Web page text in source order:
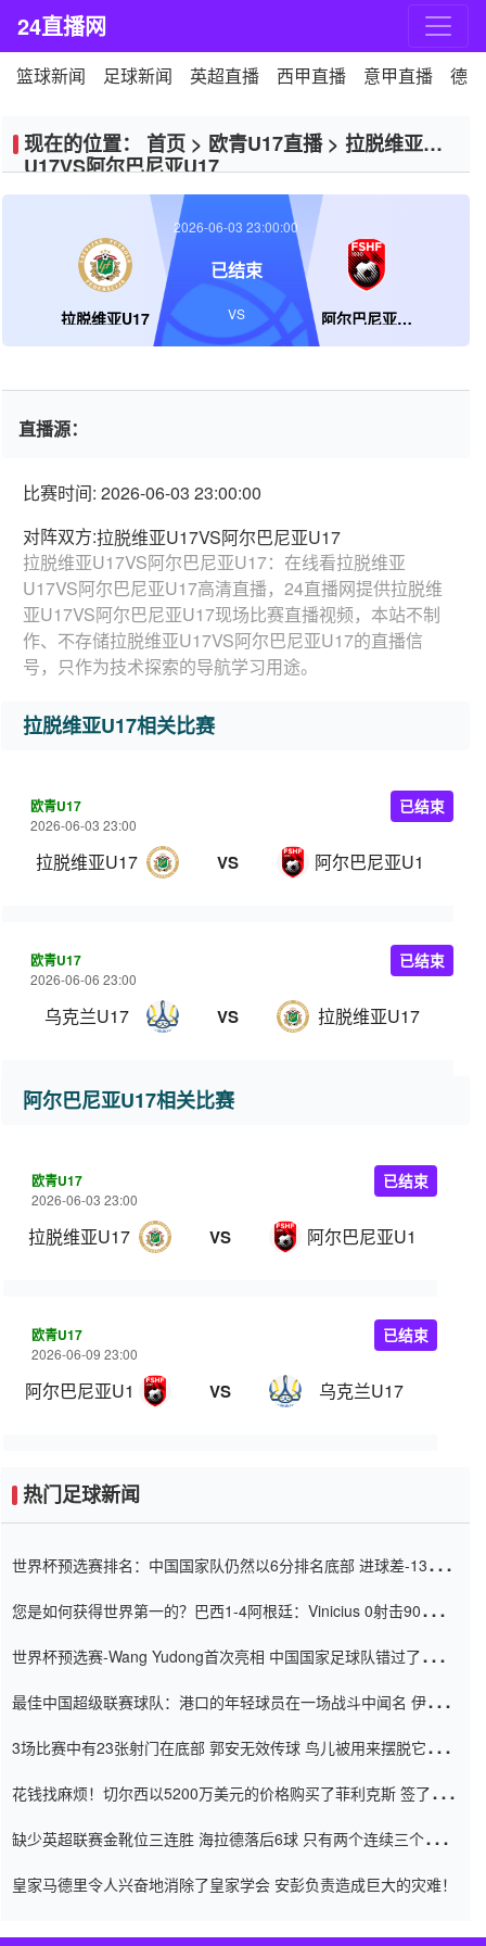
24直播网
篮球新闻 足球新闻 英超直播 西甲直播 意甲直播 德
现在的位置： 首页 > 欧青U17直播> 拉脱维亚
U17VS阿尔巴尼亚U17
拉脱维亚U17 阿尔巴尼亚U17
2026-06-03 23:00:00
已结束
VS
直播源：
比赛时间: 2026-06-03 23:00:00
对阵双方:拉脱维亚U17VS阿尔巴尼亚U17
拉脱维亚U17VS阿尔巴尼亚U17：在线看拉脱维亚
U17VS阿尔巴尼亚U17高清直播，24直播网提供拉脱维
亚U17VS阿尔巴尼亚U17现场比赛直播视频，本站不制
作、不存储拉脱维亚U17VS阿尔巴尼亚U17的直播信
号，只作为技术探索的导航学习用途。
拉脱维亚U17相关比赛
欧青U17
2026-06-03 23:00
拉脱维亚U17 VS 阿尔巴尼亚U17
已结束
欧青U17
2026-06-06 23:00
乌克兰U17 VS 拉脱维亚U17
已结束
阿尔巴尼亚U17相关比赛
欧青U17
2026-06-03 23:00
拉脱维亚U17 VS 阿尔巴尼亚U17
已结束
欧青U17
2026-06-09 23:00
阿尔巴尼亚U17 VS 乌克兰U17
已结束
热门足球新闻
世界杯预选赛排名：中国国家队仍然以6分排名底部 进球差-13令人
您是如何获得世界第一的？巴西1-4阿根廷：Vinicius 0射击90分钟
世界杯预选赛-Wang Yudong首次亮相 中国国家足球队错过了世界
最佳中国超级联赛球队：港口的年轻球员在一场战斗中闻名 伊万放
3场比赛中有23张射门在底部 郭安无效传球 鸟儿被用来摆脱它
花钱找麻烦！切尔西以5200万美元的价格购买了菲利克斯 签了7年
缺少英超联赛金靴位三连胜 海拉德落后6球 只有两个连续三个连续
皇家马德里令人兴奋地消除了皇家学会 安彭负责造成巨大的灾难！